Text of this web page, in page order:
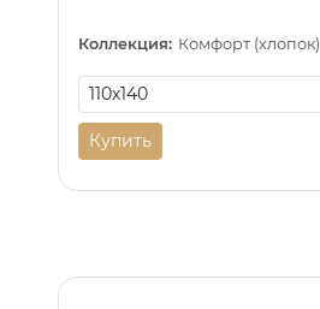
Коллекция: Комфорт (хлопок)
Купить